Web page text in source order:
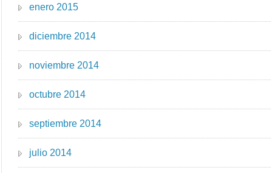
enero 2015
diciembre 2014
noviembre 2014
octubre 2014
septiembre 2014
julio 2014